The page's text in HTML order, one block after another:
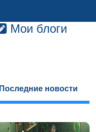
Мои блоги
Последние новости